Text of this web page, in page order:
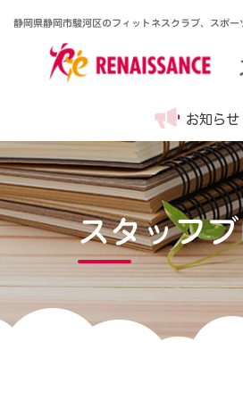
静岡県静岡市駿河区のフィットネスクラブ、スポ
お知らせ
スタッフ